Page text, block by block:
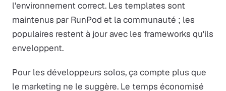
l'environnement correct. Les templates sont
maintenus par RunPod et la communauté ; les
populaires restent à jour avec les frameworks qu'ils
enveloppent.
Pour les développeurs solos, ça compte plus que
le marketing ne le suggère. Le temps économisé